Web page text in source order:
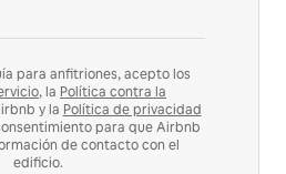
para anfitriones, acepto los
, la Política contra la
y la Política de privacidad
para que Airbnb
de contacto con el
edificio.